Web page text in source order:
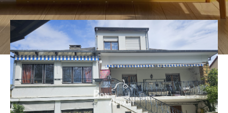
4 5
Surface
CRITÈRES
SUPPLÉMENTAIRES